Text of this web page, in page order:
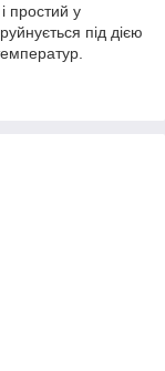
простий у
під дією